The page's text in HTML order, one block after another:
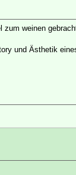
zum weinen
und Ästhetik